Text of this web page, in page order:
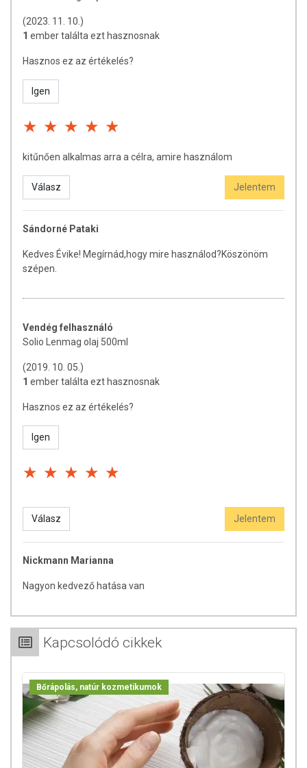
(2023. 11. 10.)
1 ember találta ezt hasznosnak
Hasznos ez az értékelés?
Igen
kitűnően alkalmas arra a célra, amire használom
Válasz Jelentem
Sándorné Pataki
Kedves Évike! Megírnád,hogy mire használod?Köszönöm
szépen.
Vendég felhasználó
Solio Lenmag olaj 500ml
(2019. 10. 05.)
1 ember találta ezt hasznosnak
Hasznos ez az értékelés?
Igen
Válasz Jelentem
Nickmann Marianna
Nagyon kedvező hatása van
Kapcsolódó cikkek
Bőrápolás, natúr kozmetikumok